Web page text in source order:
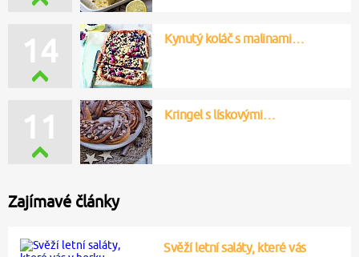
14 Kynutý koláč s malinami…
11 Kringel s lískovými…
Zajímavé články
Svěží letní saláty, které vás